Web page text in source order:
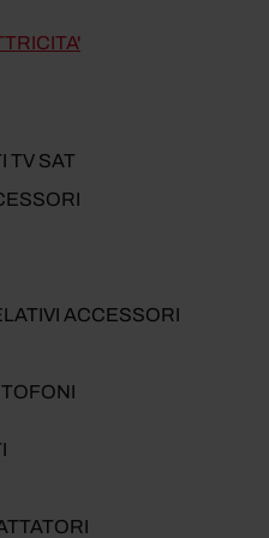
TV SAT
ACCESSORI